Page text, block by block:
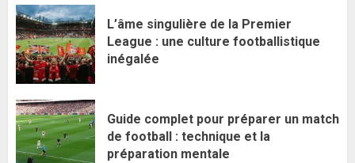
L’âme singulière de la Premier
League : une culture footballistique
inégalée
Guide complet pour préparer un match
de football : technique et la
préparation mentale